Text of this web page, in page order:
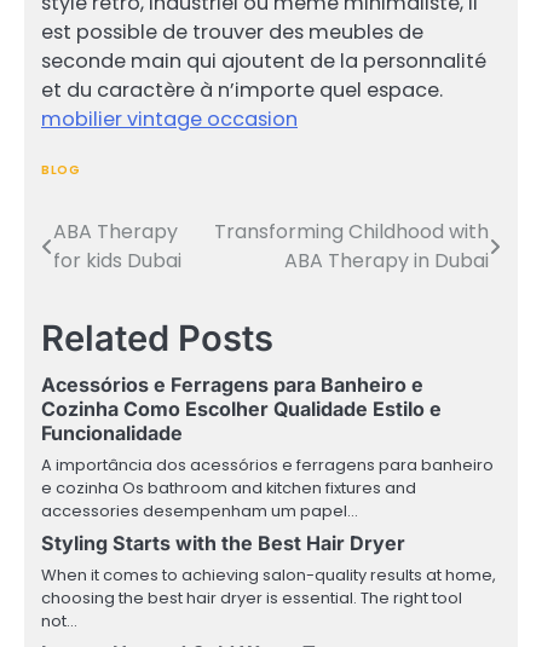
est possible de trouver des meubles de
seconde main qui ajoutent de la personnalité
et du caractère à n’importe quel espace.
mobilier vintage occasion
BLOG
Post
ABA Therapy
for kids Dubai
Transforming Childhood with
ABA Therapy in Dubai
Related Posts
Acessórios e Ferragens para Banheiro e
Cozinha Como Escolher Qualidade Estilo e
Funcionalidade
A importância dos acessórios e ferragens para banheiro
e cozinha Os bathroom and kitchen fixtures and
accessories desempenham um papel…
Styling Starts with the Best Hair Dryer
When it comes to achieving salon-quality results at home,
choosing the best hair dryer is essential. The right tool
not…